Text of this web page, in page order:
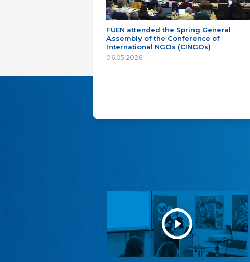
FUEN attended the Spring General
Assembly of the Conference of
International NGOs (CINGOs)
06.05.2026